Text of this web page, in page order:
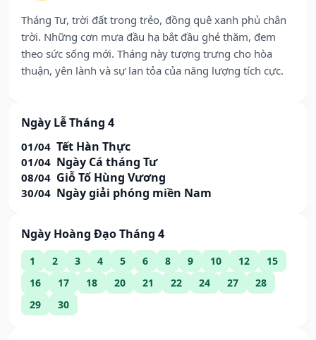
Tháng Tư, trời đất trong trẻo, đồng quê xanh phủ chân
trời. Những cơn mưa đầu hạ bắt đầu ghé thăm, đem
theo sức sống mới. Tháng này tượng trưng cho hòa
thuận, yên lành và sự lan tỏa của năng lượng tích cực.
Ngày Lễ Tháng 4
01/04 Tết Hàn Thực
01/04 Ngày Cá tháng Tư
08/04 Giỗ Tổ Hùng Vương
30/04 Ngày giải phóng miền Nam
Ngày Hoàng Đạo Tháng 4
1 2 3 4 5 6 8 9 10 12
15
16
17 18 20 21 22 24 27
28
29
30